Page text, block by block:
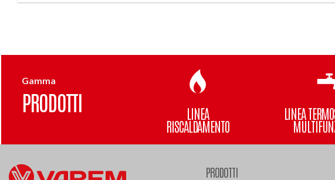
Gamma
PRODOTTI LINEA
RISCALDAMENTO
LINEA
PRODOTTI